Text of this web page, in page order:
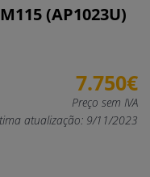
(AP1023U)
7.750€
Preço sem IVA
atualização: 9/11/2023